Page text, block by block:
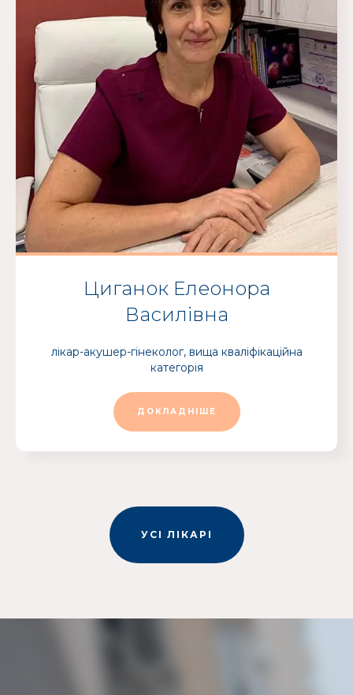
Циганок Елеонора
Василівна
лікар-акушер-гінеколог, вища кваліфікаційна
категорія
ДОКЛАДНІШЕ
УСІ ЛІКАРІ